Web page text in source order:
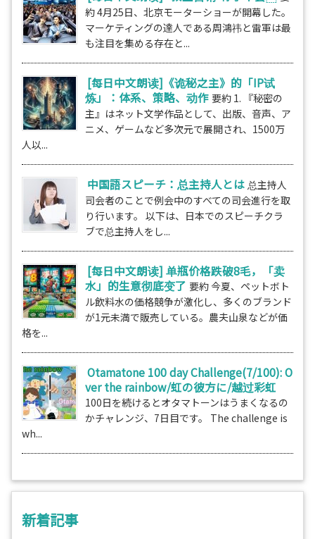
約 4月25日、北京モーターショーが開幕した。
マーケティングの達人である周鴻祎と雷軍は最
も注目を集める存在と...
[每日中文朗读]《诡秘之主》的「IP试
炼」：体系、策略、动作 要約 1. 『秘密の
主』はネット文学作品として、出版、音声、ア
ニメ、ゲームなど多次元で展開され、1500万
人以...
中国語スピーチ：总主持人とは 总主持人
司会者のことで例会中のすべての司会進行を取
り行います。 以下は、日本でのスピーチクラ
ブで总主持人をし...
[每日中文朗读] 单瓶价格跌破8毛，「卖
水」的生意彻底变了 要約 今夏、ペットボト
ル飲料水の価格競争が激化し、多くのブランド
が1元未満で販売している。農夫山泉などが価
格を...
Otamatone 100 day Challenge(7/100): O
ver the rainbow/虹の彼方に/越过彩虹
100日を続けるとオタマトーンはうまくなるの
かチャレンジ、7日目です。 The challenge is
wh...
新着記事